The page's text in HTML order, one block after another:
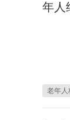
年人
老年人